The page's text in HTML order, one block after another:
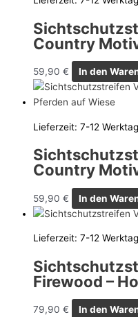
Country
59,90 € In den
Lieferzeit: 7-12
Country
59,90 € In den
Lieferzeit: 7-12
Firewood –
79,90 € In den